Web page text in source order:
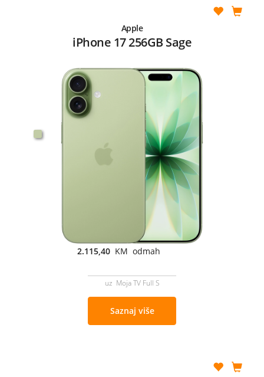
Apple
iPhone 17 256GB Sage
2.115,40 KM odmah
uz Moja TV Full S
Saznaj više